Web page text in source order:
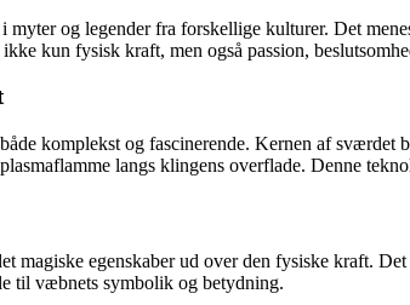
myter og legender fra forskellige kulturer. Det
kun fysisk kraft, men også passion,
komplekst og fascinerende. Kernen af
langs klingens overflade. Denne
egenskaber ud over den fysiske kraft.
til væbnets symbolik og betydning.